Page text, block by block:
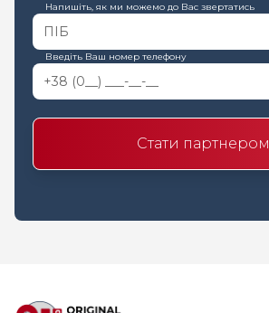
Напишіть, як ми можемо до Вас звертатись
Введіть Ваш номер телефону
Стати партнером